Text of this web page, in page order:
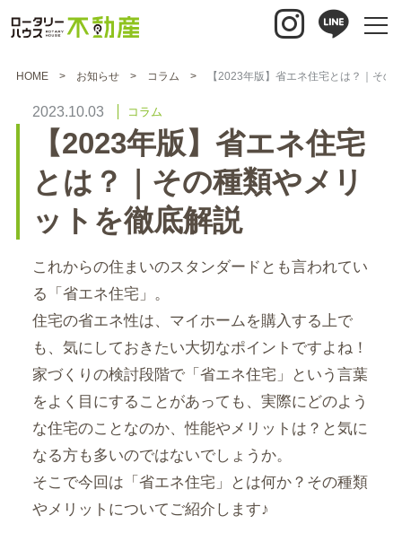
HOME お知らせ コラム 【2023年版】省エネ住宅とは？｜その
2023.10.03 コラム
【2023年版】省エネ住宅
とは？｜その種類やメリ
ットを徹底解説
これからの住まいのスタンダードとも言われてい
る「省エネ住宅」。
住宅の省エネ性は、マイホームを購入する上で
も、気にしておきたい大切なポイントですよね！
家づくりの検討段階で「省エネ住宅」という言葉
をよく目にすることがあっても、実際にどのよう
な住宅のことなのか、性能やメリットは？と気に
なる方も多いのではないでしょうか。
そこで今回は「省エネ住宅」とは何か？その種類
やメリットについてご紹介します♪